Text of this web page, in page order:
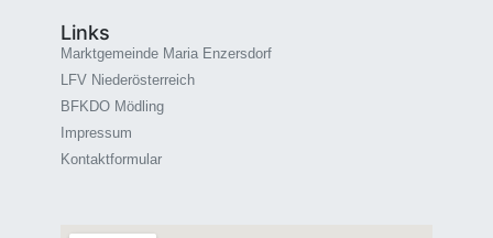
Links
Marktgemeinde Maria Enzersdorf
LFV Niederösterreich
BFKDO Mödling
Impressum
Kontaktformular